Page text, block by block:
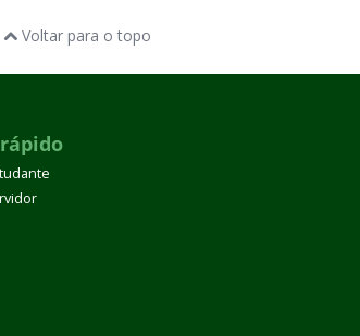
Voltar para o topo